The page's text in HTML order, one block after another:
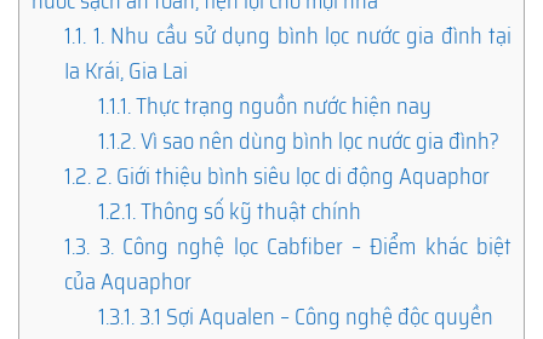
1.1. 1. Nhu cầu sử dụng bình lọc nước gia đình tại
Ia Krái, Gia Lai
1.1.1.Thực trạng nguồn nước hiện nay
1.1.2.Vì sao nên dùng bình lọc nước gia đình?
1.2.2. Giới thiệu bình siêu lọc di động Aquaphor
1.2.1.Thông số kỹ thuật chính
1.3. 3. Công nghệ lọc Cabfiber – Điểm khác biệt
của Aquaphor
1.3.1.3.1 Sợi Aqualen – Công nghệ độc quyền